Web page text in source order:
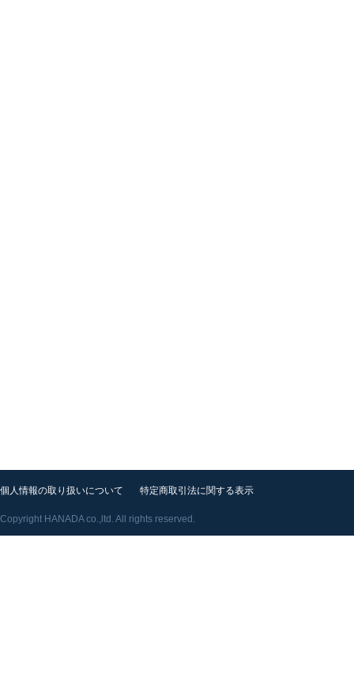
個人情報の取り扱いについて 特定商取引法に関する表示
Copyright HANADA co.,ltd. All rights reserved.